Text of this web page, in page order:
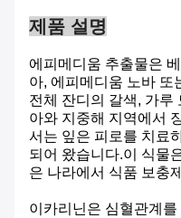
제품 설명
에피메디움 추출물은
아, 에피메디움 노바 또
전체 잔디의 갈색, 가루
아와 지중해 지역에서
서는 잎은 피로를 치료
되어 왔습니다.이 식물
은 나라에서 식품 보충
이카리닌은 심혈관계를